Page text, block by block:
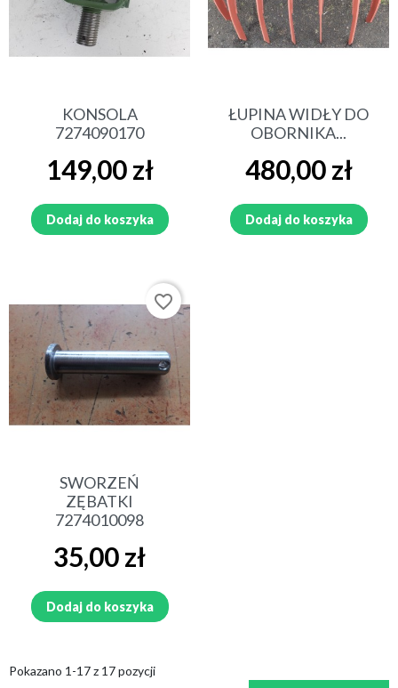
KONSOLA
7274090170
Cena
149,00 zł
Dodaj do koszyka
ŁUPINA WIDŁY DO
OBORNIKA...
Cena
480,00 zł
Dodaj do koszyka
SWORZEŃ
ZĘBATKI
7274010098
Cena
35,00 zł
Dodaj do koszyka
favorite_border
Pokazano 1-17 z 17 pozycji